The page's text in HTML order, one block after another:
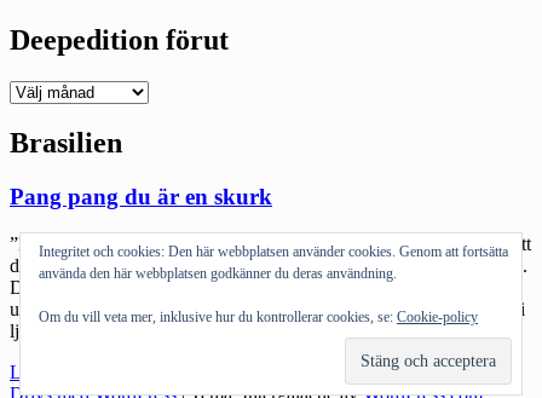
Deepedition förut
Deepedition
Brasilien
Pang pang du är en skurk
”Det är mycket vanligt att avväpnade brottslingar skjuts ihjäl efter att
de sträckt vapen.” Är det kanske Londonpolisen som beskrivs? Nej.
Det är den brasilianska polisen. Och det handlar inte om en person
utan om närmare tusen personer. Varje år. Det blir rätt intressant att i
ljuset av detta komma ihåg hur de brasilianska myndigheterna […]
Läs mer
pang
Drivs med WordPress |Tema: Intergalactic avWordPress.com.
Integritet och cookies: Den här webbplatsen använder cookies. Genom att fortsätta
använda den här webbplatsen godkänner du deras användning.
Om du vill veta mer, inklusive hur du kontrollerar cookies, se: Cookie-policy